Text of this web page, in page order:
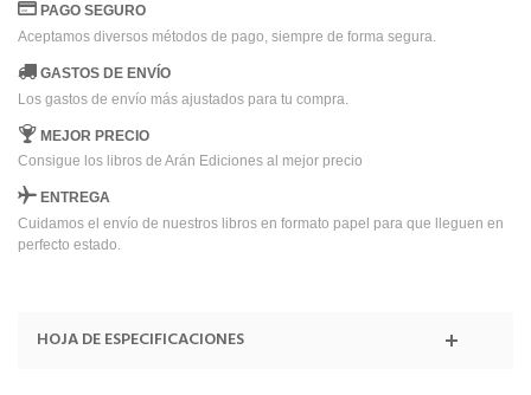
PAGO SEGURO
Aceptamos diversos métodos de pago, siempre de forma segura.
GASTOS DE ENVÍO
Los gastos de envío más ajustados para tu compra.
MEJOR PRECIO
Consigue los libros de Arán Ediciones al mejor precio
ENTREGA
Cuidamos el envío de nuestros libros en formato papel para que lleguen en
perfecto estado.
HOJA DE ESPECIFICACIONES